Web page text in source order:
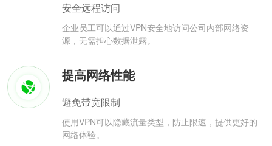
安全远程访问
企业员工可以通过VPN安全地访问公司内部网络资
源，无需担心数据泄露。
提高网络性能
避免带宽限制
使用VPN可以隐藏流量类型，防止限速，提供更好的
网络体验。